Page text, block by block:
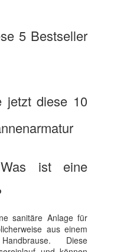
5 Bestseller
jetzt diese 10
ist eine
sanitäre Anlage für
aus einem
Diese